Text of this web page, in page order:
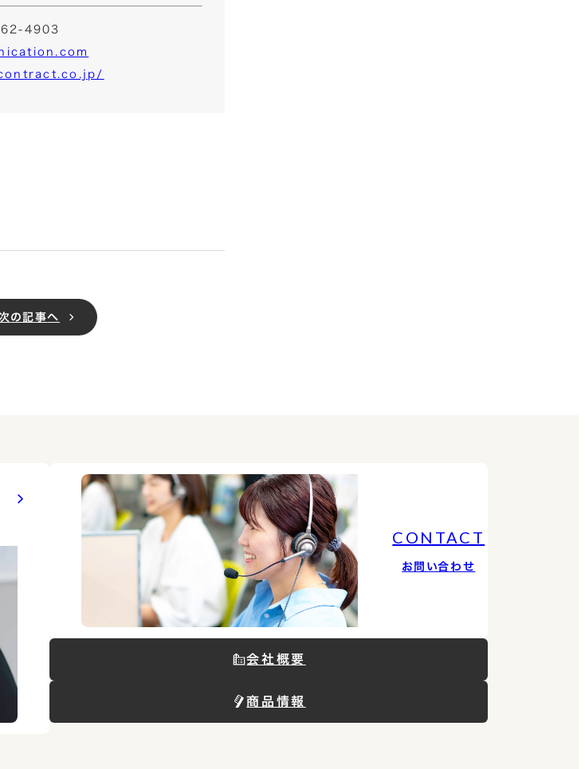
4903
の記事へ
CONTACT
お問い合わせ
会社概要
商品情報